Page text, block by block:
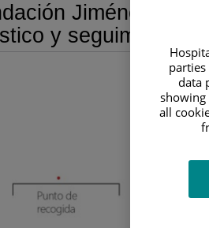
Jiménez
y seguimiento
data
showing
all